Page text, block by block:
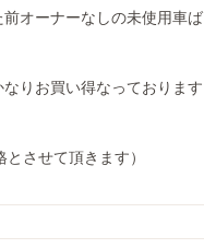
オーナーなしの未使用車ば
りお買い得なっております
させて頂きます）